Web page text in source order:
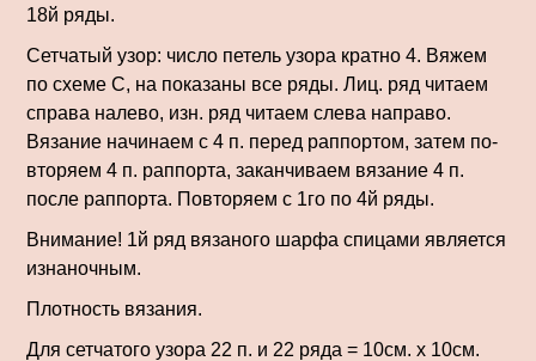
18й ряды.
Сетчатый узор: число петель узора кратно 4. Вяжем
по схеме С, на показаны все ряды. Лиц. ряд читаем
справа налево, изн. ряд читаем слева направо.
Вязание начинаем с 4 п. перед раппортом, затем по­
вторяем 4 п. раппорта, заканчиваем вязание 4 п.
после раппорта. Повторяем с 1го по 4й ряды.
Внимание! 1й ряд вязаного шарфа спицами является
изнаночным.
Плотность вязания.
Для сетчатого узора 22 п. и 22 ряда = 10см. х 10см.